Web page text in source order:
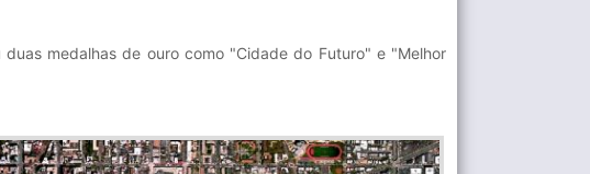
medalhas de ouro como "Cidade do Futuro" e "Melhor